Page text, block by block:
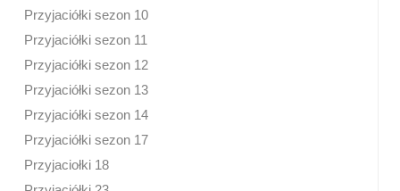
Przyjaciółki sezon 10
Przyjaciółki sezon 11
Przyjaciółki sezon 12
Przyjaciółki sezon 13
Przyjaciółki sezon 14
Przyjaciółki sezon 17
Przyjaciołki 18